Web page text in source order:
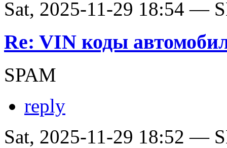
Sat, 2025-11-29 18:54 —
Re: VIN коды
SPAM
reply
Sat, 2025-11-29 18:52 —